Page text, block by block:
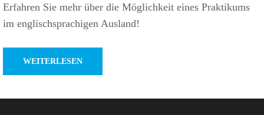
Erfahren Sie mehr über die Möglich­keit eines Prak­ti­kums
im englisch­spra­chigen Ausland!
WEITERLESEN